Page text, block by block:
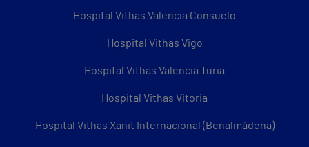
Hospital Vithas Valencia Consuelo
Hospital Vithas Vigo
Hospital Vithas Valencia Turia
Hospital Vithas Vitoria
Hospital Vithas Xanit Internacional (Benalmádena)